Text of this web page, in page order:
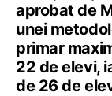
aprobat de
unei
primar
22 de elevi,
de 26 de